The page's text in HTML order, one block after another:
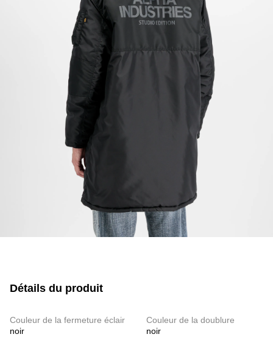
Détails du produit
Couleur de la fermeture éclair
noir
Couleur de la doublure
noir